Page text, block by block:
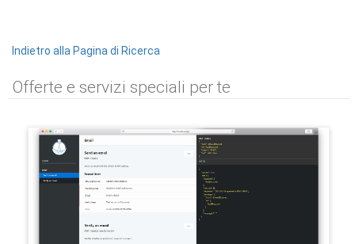
Indietro alla Pagina di Ricerca
Offerte e servizi speciali per te